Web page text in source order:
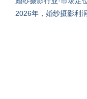
2026年，婚纱摄影利